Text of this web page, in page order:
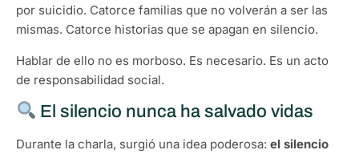
por suicidio. Catorce familias que no volverán a ser las
mismas. Catorce historias que se apagan en silencio.
Hablar de ello no es morboso. Es necesario. Es un acto
de responsabilidad social.
El silencio nunca ha salvado vidas
Durante la charla, surgió una idea poderosa: el silencio